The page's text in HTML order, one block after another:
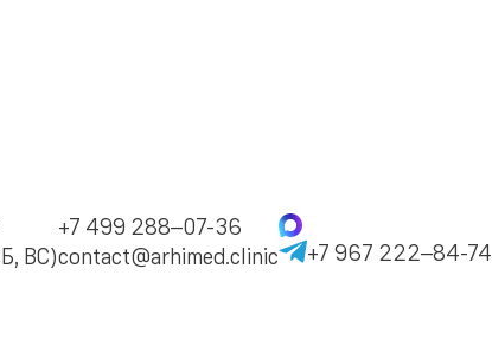
ВС)
+7 499 288–07-36
contact@arhimed.clinic
+7 967 222–84-74